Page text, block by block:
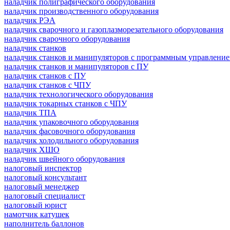
наладчик производственного оборудования
наладчик РЭА
наладчик сварочного и газоплазморезательного оборудования
наладчик сварочного оборудования
наладчик станков
наладчик станков и манипуляторов с программным
наладчик станков и манипуляторов с ПУ
наладчик станков с ПУ
наладчик станков с ЧПУ
наладчик технологического оборудования
наладчик токарных станков с ЧПУ
наладчик ТПА
наладчик упаковочного оборудования
наладчик фасовочного оборудования
наладчик холодильного оборудования
наладчик ХШО
наладчик швейного оборудования
налоговый инспектор
налоговый консультант
налоговый менеджер
налоговый специалист
налоговый юрист
намотчик катушек
наполнитель баллонов